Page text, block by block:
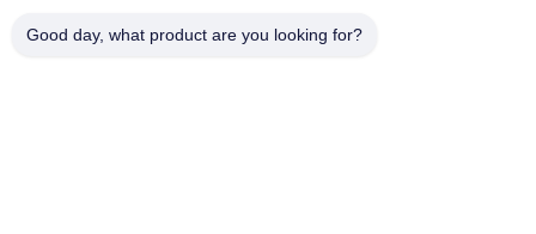
Park, Shunde District, Foshan 528000, Provinz Guangdong,
Good day, what product are you looking for?